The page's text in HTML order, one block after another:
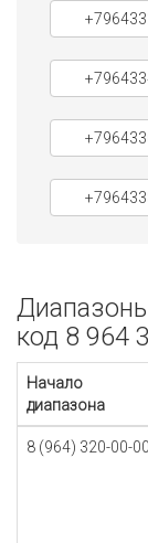
код 8 964
Начало
диапазона
8 (964) 320-00-00